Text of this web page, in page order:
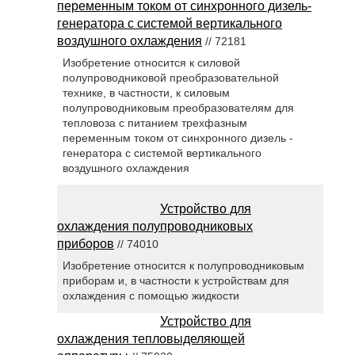
переменным током от синхронного дизель-
генератора с системой вертикального
воздушного охлаждения // 72181
Изобретение относится к силовой
полупроводниковой преобразовательной
технике, в частности, к силовым
полупроводниковым преобразователям для
тепловоза с питанием трехфазным
переменным током от синхронного дизель -
генератора с системой вертикального
воздушного охлаждения
Устройство для
охлаждения полупроводниковых
приборов // 74010
Изобретение относится к полупроводниковым
приборам и, в частности к устройствам для
охлаждения с помощью жидкости
Устройство для
охлаждения тепловыделяющей